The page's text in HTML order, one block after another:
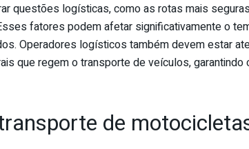
questões logísticas, como as rotas mais
fatores podem afetar significativamente o
Operadores logísticos também devem estar
que regem o transporte de veículos, garantindo
de